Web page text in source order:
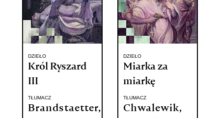
DZIEŁO
Król Ryszard
III
TŁUMACZ
Brandstaetter,
DZIEŁO
Miarka za
miarkę
TŁUMACZ
Chwalewik,